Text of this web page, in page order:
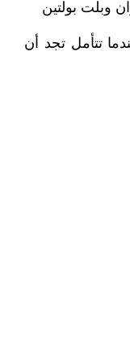
وبلت بولتين
تتأمل تجد أن